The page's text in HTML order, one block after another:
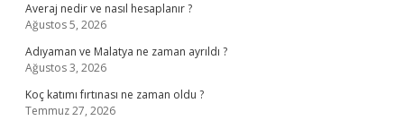
Averaj nedir ve nasıl hesaplanır ?
Ağustos 5, 2026
Adıyaman ve Malatya ne zaman ayrıldı ?
Ağustos 3, 2026
Koç katımı fırtınası ne zaman oldu ?
Temmuz 27, 2026